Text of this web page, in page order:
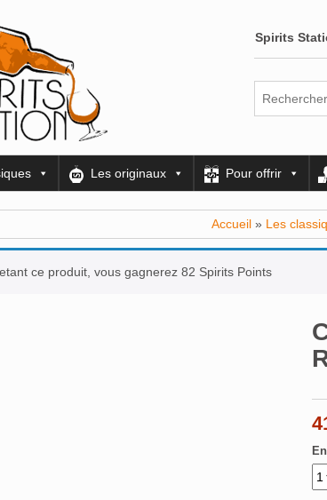
Spirits
Les originaux Pour offrir
Accueil » Les
ce produit, vous gagnerez 82 Spirits Points